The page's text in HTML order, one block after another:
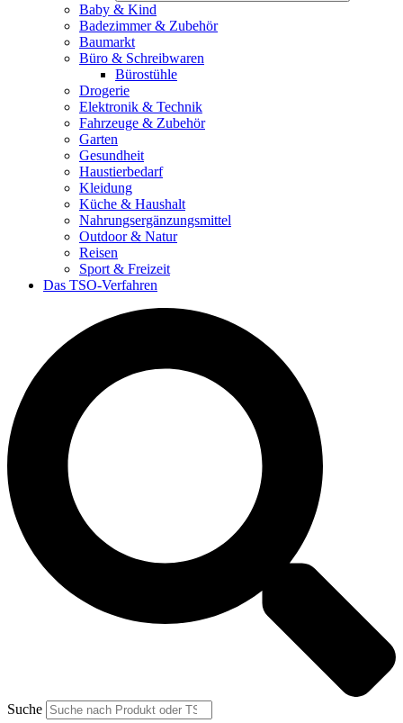
Baby & Kind
Badezimmer & Zubehör
Baumarkt
Büro & Schreibwaren
Bürostühle
Drogerie
Elektronik & Technik
Fahrzeuge & Zubehör
Garten
Gesundheit
Haustierbedarf
Kleidung
Küche & Haushalt
Nahrungsergänzungsmittel
Outdoor & Natur
Reisen
Sport & Freizeit
Das TSO-Verfahren
Suche